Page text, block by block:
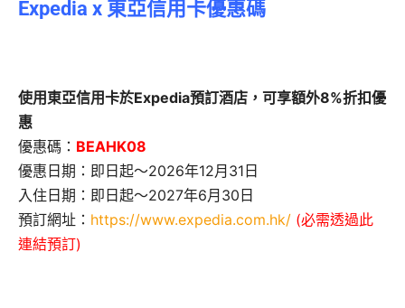
Expedia x 東亞信用卡優惠碼
使用東亞信用卡於Expedia預訂酒店，可享額外8%折扣優
惠
優惠碼： BEAHK08
優惠日期：即日起～2026年12月31日
入住日期：即日起～2027年6月30日
預訂網址： https://www.expedia.com.hk/ (必需透過此
連結預訂)